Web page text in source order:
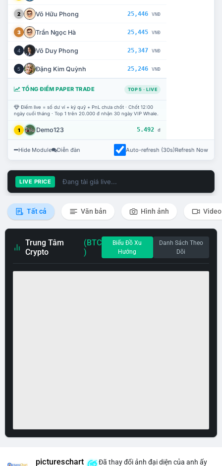
2 Võ Hữu Phong 25,446 VNĐ
3 Trần Ngọc Hà 25,445 VNĐ
4 Võ Duy Phong 25,347 VNĐ
5 Đặng Kim Quỳnh 25,246 VNĐ
TỔNG ĐIỂM PAPER TRADE TOP 5 · LIVE
Điểm live = số dư ví + ký quỹ + PnL chưa chốt · Chốt 12:00
ngày cuối tháng · Top 1 trên 20.000 đ nhận 30 ngày VIP Whale.
1 Demo123 5.492 đ
Hide Module Diễn đàn Auto-refresh (30s)Refresh Now
LIVE PRICE Đang tải giá live...
Tất cả Văn bản Hình ảnh Video
Trung Tâm
Crypto
(BTC
)
Biểu Đồ Xu
Hướng
Danh Sách Theo
Dõi
pictureschart Đã thay đổi ảnh đại diện của anh ấy